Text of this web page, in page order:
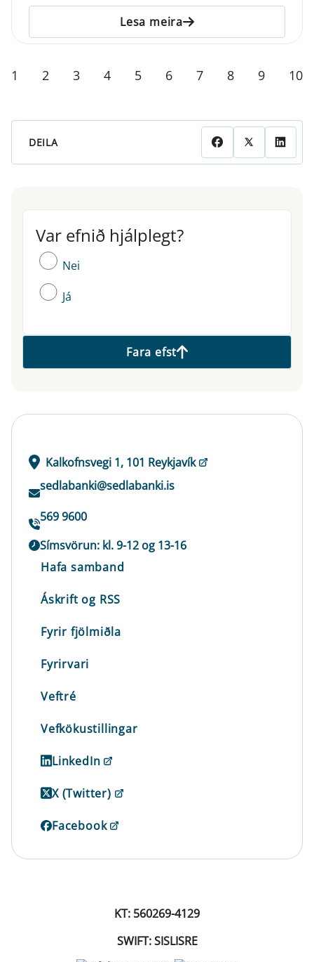
Lesa meira
1 2 3 4 5 6 7 8 9 10
DEILA
Var efnið hjálplegt?
Var efnið hjálplegt?
Nei
Já
Fara efst
Kalkofnsvegi 1, 101 Reykjavík
sedlabanki@sedlabanki.is
569 9600
Símsvörun: kl. 9-12 og 13-16
Hafa samband
Áskrift og RSS
Fyrir fjölmiðla
Fyrirvari
Veftré
Vefkökustillingar
LinkedIn
X (Twitter)
Facebook
KT: 560269-4129
SWIFT: SISLISRE